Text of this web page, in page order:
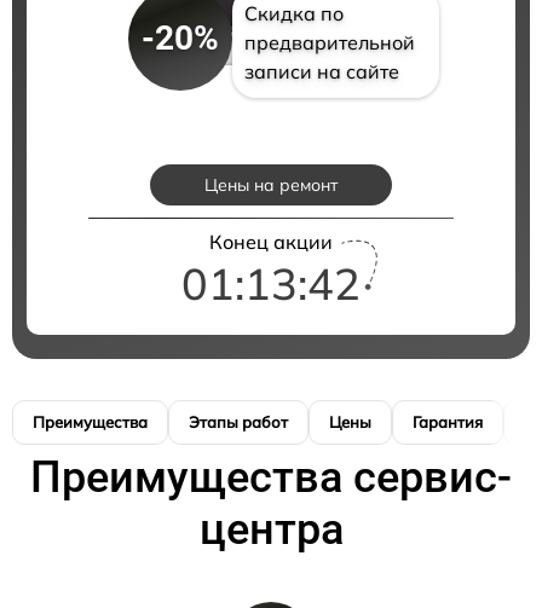
-20%
Скидка по
предварительной
записи на сайте
Цены на ремонт
Конец акции
01:13:41
Преимущества Этапы работ Цены Гарантия
Преимущества сервис-
центра